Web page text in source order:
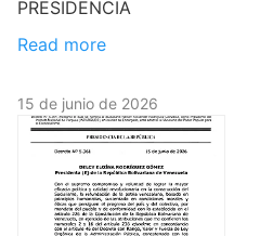
PRESIDENCIA
Read more
15 de junio de 2026